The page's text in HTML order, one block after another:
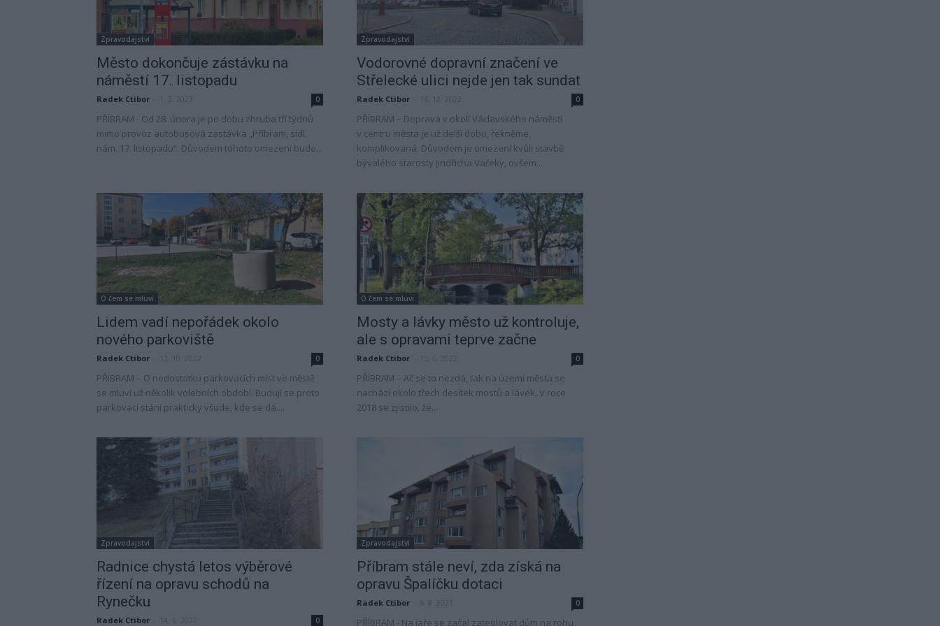
Zpravodajství
Město dokončuje zástávku na
náměstí 17. listopadu
Radek Ctibor 0
PŘÍBRAM - Od 28. února je po dobu zhruba tří týdnů
mimo provoz autobusová zastávka „Příbram, sídl.
nám. 17. listopadu“. Důvodem tohoto omezení bude...
Zpravodajství
Vodorovné dopravní značení ve
Střelecké ulici nejde jen tak sundat
Radek Ctibor 0
PŘÍBRAM – Doprava v okolí Václavského náměstí
v centru města je už delší dobu, řekněme,
komplikovaná. Důvodem je omezení kvůli stavbě
bývalého starosty Jindřicha Vařeky, ovšem...
O čem se mluví
Lidem vadí nepořádek okolo
nového parkoviště
Radek Ctibor 0
PŘÍBRAM – O nedostatku parkovacích míst ve městě
se mluví už několik volebních období. Budují se proto
parkovací stání prakticky všude, kde se dá....
O čem se mluví
Mosty a lávky město už kontroluje,
ale s opravami teprve začne
Radek Ctibor 0
PŘÍBRAM – Ač se to nezdá, tak na území města se
nachází okolo třech desítek mostů a lávek. V roce
2018 se zjistilo, že...
Zpravodajství
Radnice chystá letos výběrové
řízení na opravu schodů na
Rynečku
Radek Ctibor 0
Zpravodajství
Příbram stále neví, zda získá na
opravu Špalíčku dotaci
Radek Ctibor 0
PŘÍBRAM - Na jaře se začal zateplovat dům na rohu